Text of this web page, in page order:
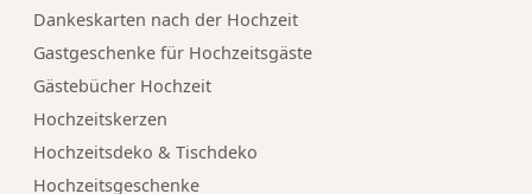
Dankeskarten nach der Hochzeit
Gastgeschenke für Hochzeitsgäste
Gästebücher Hochzeit
Hochzeitskerzen
Hochzeitsdeko & Tischdeko
Hochzeitsgeschenke